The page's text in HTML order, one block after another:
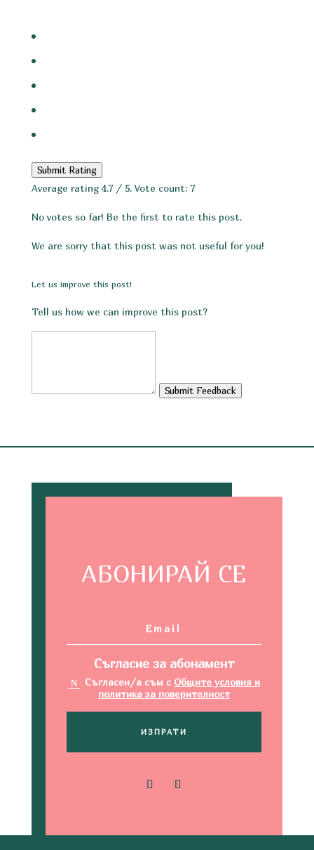
Submit Rating
Average rating4.7/ 5. Vote count: 7
No votes so far! Be the first to rate this post.
We are sorry that this post was not useful for you!
Let us improve this post!
Tell us how we can improve this post?
Submit Feedback
АБОНИРАЙ СЕ
Съгласие за абонамент
Съгласен/а съм с Общите условия и
политика за поверителност
ИЗПРАТИ